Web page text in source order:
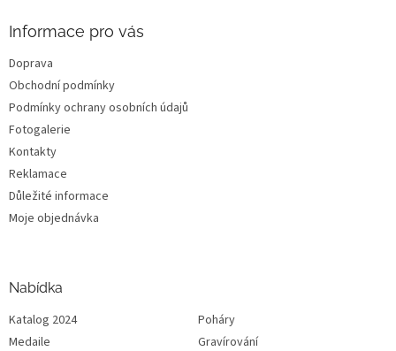
Informace pro vás
Doprava
Obchodní podmínky
Podmínky ochrany osobních údajů
Fotogalerie
Kontakty
Reklamace
Důležité informace
Moje objednávka
Nabídka
Katalog 2024
Poháry
Medaile
Gravírování